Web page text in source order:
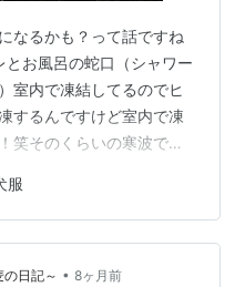
なるかも？って話ですね
お風呂の蛇口（シャワー
室内で凍結してるのでヒ
するんですけど室内で凍
笑そのくらいの寒波です
り散歩に出かけたら、、
って雪が舞ってきたーこ
でお家に帰りました山の
明日も最高気温1°予報だ
服
日記～ • 8ヶ月前